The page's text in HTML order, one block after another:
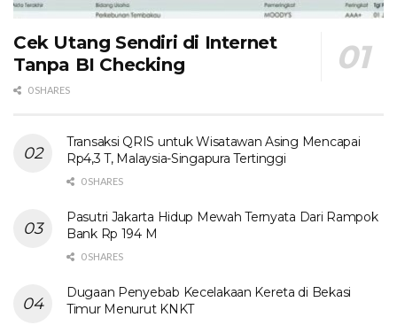
Cek Utang Sendiri di Internet
Tanpa BI Checking
0 SHARES
Transaksi QRIS untuk Wisatawan Asing Mencapai
Rp4,3 T, Malaysia-Singapura Tertinggi
0 SHARES
Pasutri Jakarta Hidup Mewah Ternyata Dari Rampok
Bank Rp 194 M
0 SHARES
Dugaan Penyebab Kecelakaan Kereta di Bekasi
Timur Menurut KNKT